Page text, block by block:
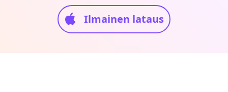
Ilmainen lataus